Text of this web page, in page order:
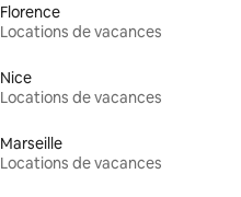
Florence
Locations de vacances
Nice
Locations de vacances
Marseille
Locations de vacances